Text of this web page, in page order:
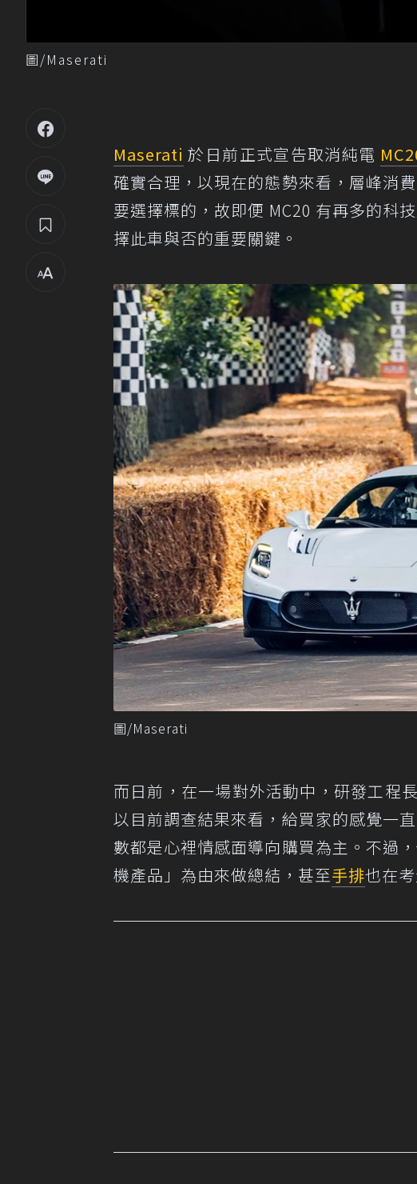
圖/Maserati
Maserati 於日前正式宣告取消純電
確實合理，以現在的態勢來看，層峰消
要選擇標的，故即便 MC20 有再多的科
擇此車與否的重要關鍵。
圖/Maserati
而日前，在一場對外活動中，研發工程
以目前調查結果來看，給買家的感覺一
數都是心裡情感面導向購買為主。不過
機產品」為由來做總結，甚至手排也在